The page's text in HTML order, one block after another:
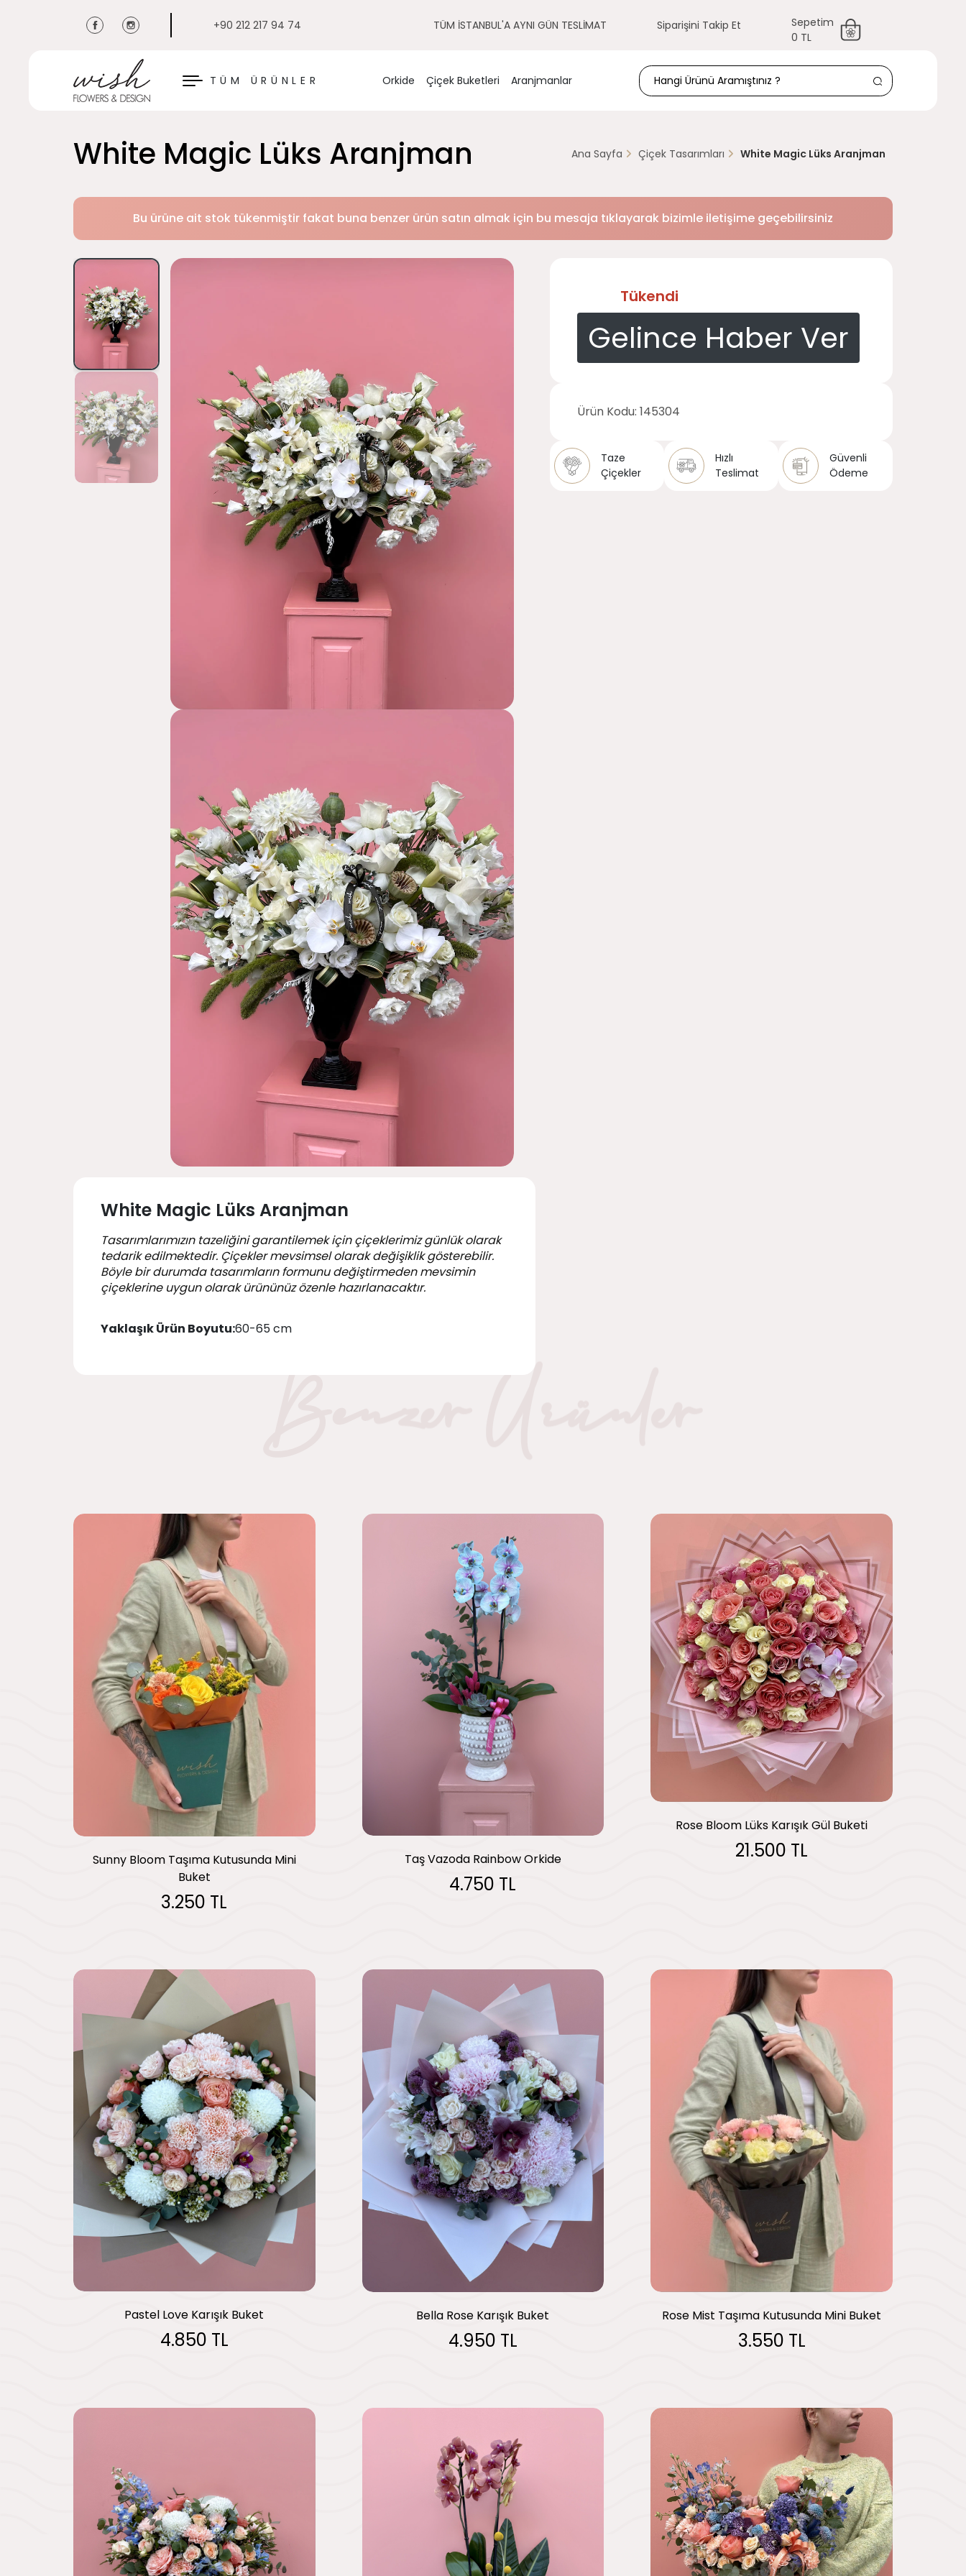
+90 212 217 94 74 TÜM İSTANBUL'A AYNI GÜN TESLİMAT Siparişini Takip Et
Sepetim
0 TL
TÜM ÜRÜNLER
KAPAT Orkide Çiçek Buketleri Aranjmanlar
White Magic Lüks Aranjman Ana Sayfa Çiçek Tasarımları White Magic Lüks Aranjman
Bu ürüne ait stok tükenmiştir fakat buna benzer ürün satın almak için bu mesaja tıklayarak bizimle iletişime geçebilirsiniz
White Magic Lüks Aranjman
Tasarımlarımızın tazeliğini garantilemek için çiçeklerimiz günlük olarak
tedarik edilmektedir. Çiçekler mevsimsel olarak değişiklik gösterebilir.
Böyle bir durumda tasarımların formunu değiştirmeden mevsimin
çiçeklerine uygun olarak ürününüz özenle hazırlanacaktır.
Yaklaşık Ürün Boyutu:60-65 cm
Tükendi
Gelince Haber Ver
Ürün Kodu: 145304
Taze
Çiçekler
Hızlı
Teslimat
Güvenli
Ödeme
Sunny Bloom Taşıma Kutusunda Mini
Buket
3.250 TL
Taş Vazoda Rainbow Orkide
4.750 TL
Rose Bloom Lüks Karışık Gül Buketi
21.500 TL
Pastel Love Karışık Buket
4.850 TL
Bella Rose Karışık Buket
4.950 TL
Rose Mist Taşıma Kutusunda Mini Buket
3.550 TL